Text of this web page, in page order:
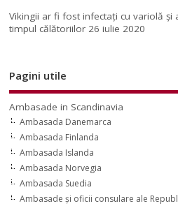
Vikingii ar fi fost infectaţi cu variolă şi
timpul călătoriilor 26 iulie 2020
Pagini utile
Ambasade in Scandinavia
Ambasada Danemarca
Ambasada Finlanda
Ambasada Islanda
Ambasada Norvegia
Ambasada Suedia
Ambasade şi oficii consulare ale